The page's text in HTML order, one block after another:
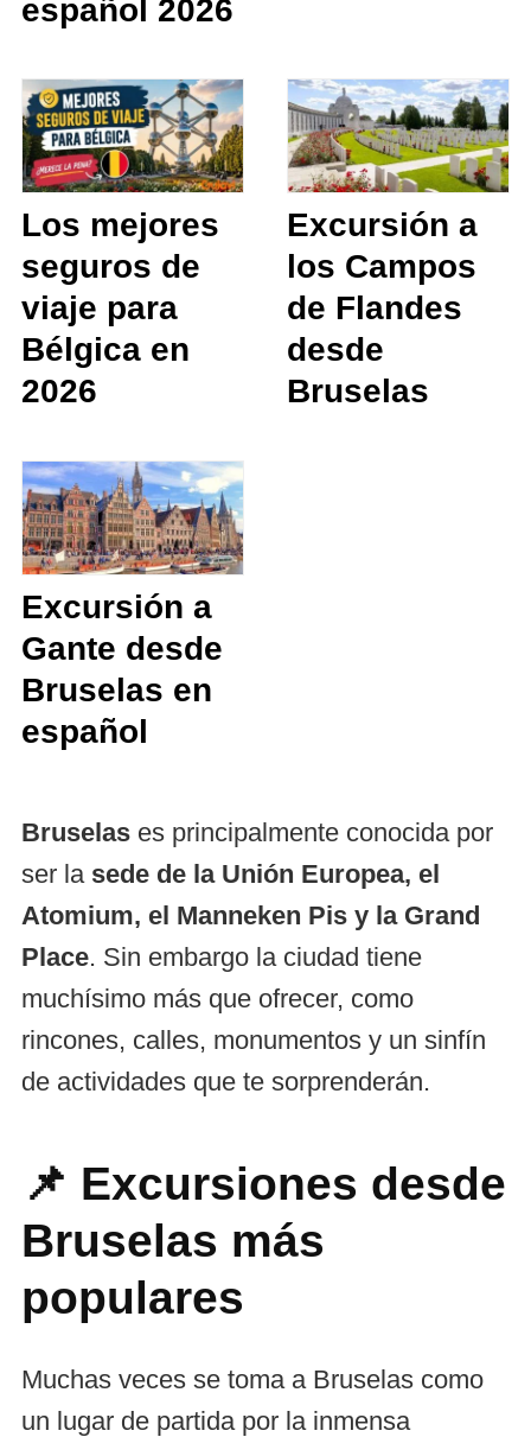
español 2026
Los mejores
seguros de
viaje para
Bélgica en
2026
Excursión a
los Campos
de Flandes
desde
Bruselas
Excursión a
Gante desde
Bruselas en
español
Bruselas es principalmente conocida por
ser la sede de la Unión Europea, el
Atomium, el Manneken Pis y la Grand
Place. Sin embargo la ciudad tiene
muchísimo más que ofrecer, como
rincones, calles, monumentos y un sinfín
de actividades que te sorprenderán.
📌 Excursiones desde
Bruselas más
populares
Muchas veces se toma a Bruselas como
un lugar de partida por la inmensa